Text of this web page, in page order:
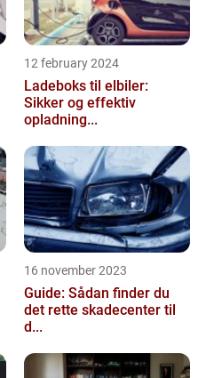
12 february 2024
Ladeboks til elbiler:
Sikker og effektiv
opladning...
16 november 2023
Guide: Sådan finder du
det rette skadecenter til
d...